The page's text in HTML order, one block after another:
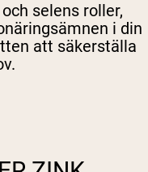
selens roller,
i din
att säkerställa